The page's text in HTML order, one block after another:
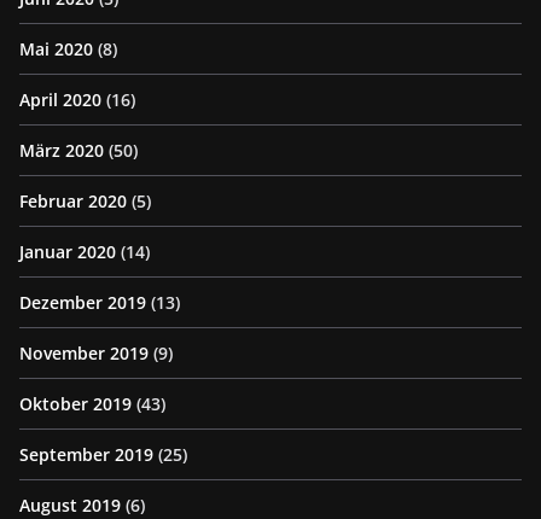
Mai 2020 (8)
April 2020 (16)
März 2020 (50)
Februar 2020 (5)
Januar 2020 (14)
Dezember 2019 (13)
November 2019 (9)
Oktober 2019 (43)
September 2019 (25)
August 2019 (6)